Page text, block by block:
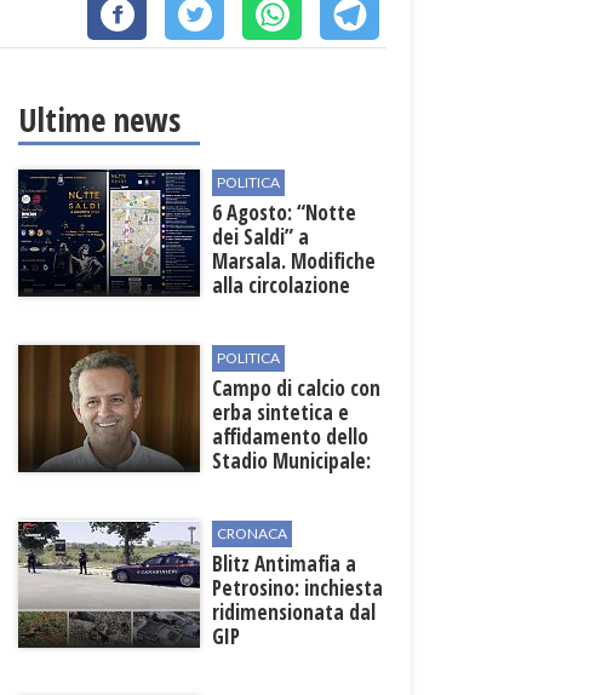
Ultime news
POLITICA
6 Agosto: “Notte
dei Saldi” a
Marsala. Modifiche
alla circolazione
manifestazione
POLITICA
Campo di calcio con
erba sintetica e
affidamento dello
Stadio Municipale:
CRONACA
Blitz Antimafia a
Petrosino: inchiesta
ridimensionata dal
GIP